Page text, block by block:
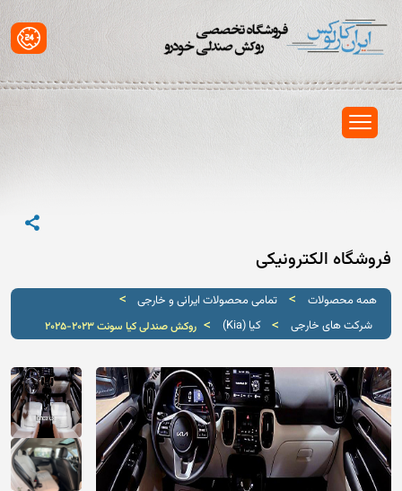
فروشگاه الکترونیکی
همه محصولات > تمامی محصولات ایرانی و خارجی >
شرکت های خارجی > کیا (Kia) >روکش صندلی کیا سونت 2023-2025